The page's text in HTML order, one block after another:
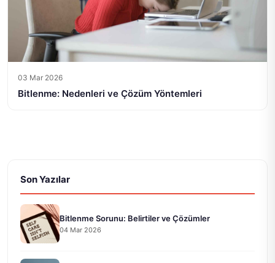
03 Mar 2026
Bitlenme: Nedenleri ve Çözüm Yöntemleri
Son Yazılar
Bitlenme Sorunu: Belirtiler ve Çözümler
04 Mar 2026